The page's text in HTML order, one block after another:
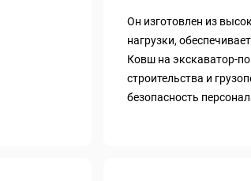
Он изготовлен из
нагрузки,
Ковш на экскаватор-
строительства и
безопасность